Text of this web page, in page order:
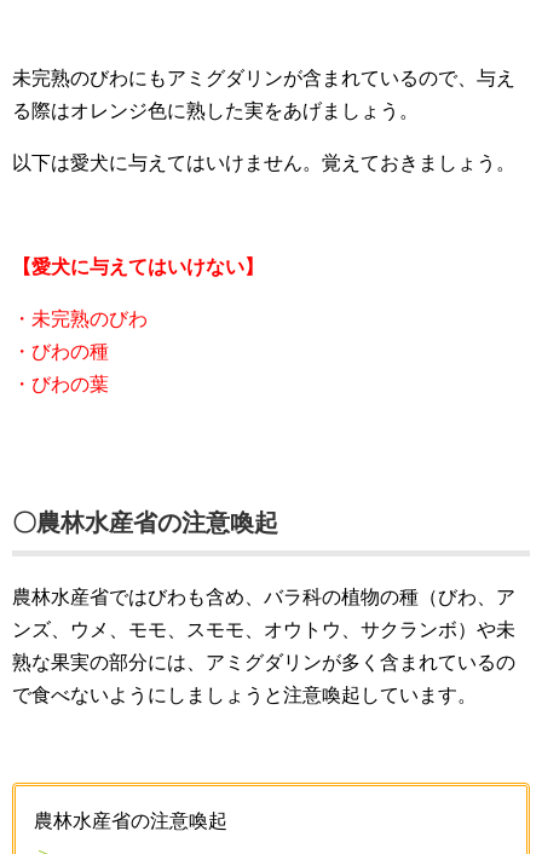
未完熟のびわにもアミグダリンが含まれているので、与え
る際はオレンジ色に熟した実をあげましょう。
以下は愛犬に与えてはいけません。覚えておきましょう。
【愛犬に与えてはいけない】
・未完熟のびわ
・びわの種
・びわの葉
〇農林水産省の注意喚起
農林水産省ではびわも含め、バラ科の植物の種（びわ、ア
ンズ、ウメ、モモ、スモモ、オウトウ、サクランボ）や未
熟な果実の部分には、アミグダリンが多く含まれているの
で食べないようにしましょうと注意喚起しています。
農林水産省の注意喚起